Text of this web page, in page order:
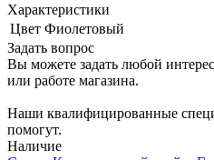
Характеристики
Цвет Фиолетовый
Задать вопрос
Вы можете задать любой
или работе магазина.
Наши квалифицированные
помогут.
Наличие